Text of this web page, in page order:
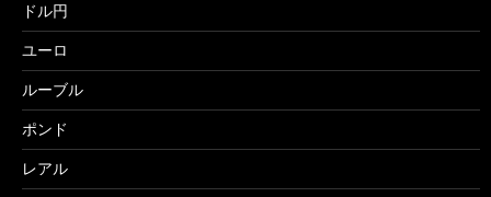
ドル円
ユーロ
ルーブル
ポンド
レアル